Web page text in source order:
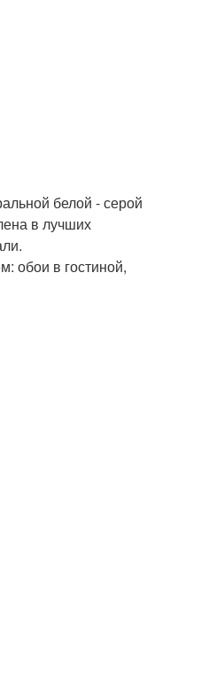
белой - серой
в лучших
обои в гостиной,